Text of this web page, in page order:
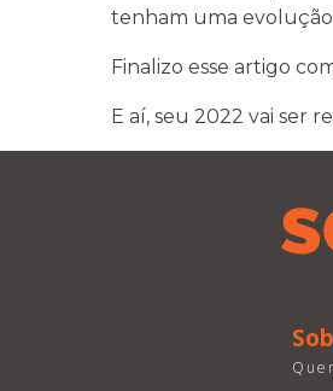
tenham uma
Finalizo esse artigo
E aí, seu 2022 vai ser